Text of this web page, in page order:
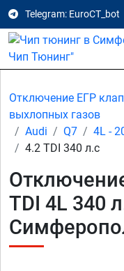
Telegram: EuroCT_bot
Отключение ЕГР
выхлопных газов
Audi
Q7 4L -
4.2 TDI 340 л.с
TDI 4L 340